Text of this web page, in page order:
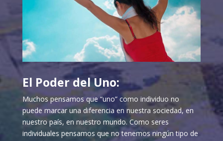
El Poder del Uno:
Muchos pensamos que “uno” como individuo no
puede marcar una diferencia en nuestra sociedad, en
nuestro país, en nuestro mundo. Como seres
individuales pensamos que no tenemos ningún tipo de